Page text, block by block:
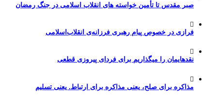
صبر مقدس تا تأمین خواسته های انقلاب اسلامی در جنگ رمضان
فرازی در خصوص پیام رهبری فرزانه‌ی انقلاب‌اسلامی
نقدهایمان را میگذاریم برای فردای پیروزی قطعی
مذاکره برای صلح، یعنی مذاکره برای ارتباط. یعنی تسلیم